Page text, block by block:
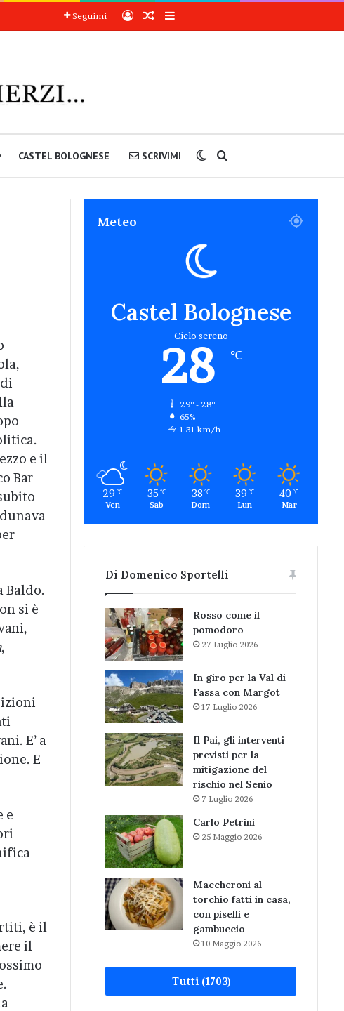
Seguimi AccediArticoli a sorpresa
Barra laterale
CASTEL BOLOGNESE SCRIVIMI Cambia aspetto
e il
Bar
Baldo.
si è
,
E’ a
E
e
è il
il
Meteo
Castel Bolognese
Cielo sereno
28 ℃
29º - 28º
65%
1.31 km/h
29 ℃
Ven
35 ℃
Sab
38 ℃
Dom
39 ℃
Lun
40 ℃
Mar
Di Domenico Sportelli
Rosso come il
pomodoro
27 Luglio 2026
In giro per la Val di
Fassa con Margot
17 Luglio 2026
Il Pai, gli interventi
previsti per la
mitigazione del
rischio nel Senio
7 Luglio 2026
Carlo Petrini
25 Maggio 2026
Maccheroni al
torchio fatti in casa,
con piselli e
gambuccio
10 Maggio 2026
Tutti (1703)